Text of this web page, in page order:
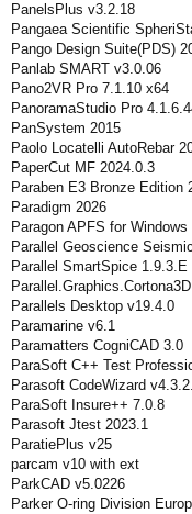
PanelsPlus v3.2.18
Pangaea Scientific
Pango Design Suite(PDS)
Panlab SMART v3.0.06
Pano2VR Pro 7.1.10 x64
PanoramaStudio Pro
PanSystem 2015
Paolo Locatelli AutoRebar
PaperCut MF 2024.0.3
Paraben E3 Bronze Edition
Paradigm 2026
Paragon APFS for Windows
Parallel Geoscience
Parallel SmartSpice 1.9.3.E
Parallels Desktop v19.4.0
Paramarine v6.1
Paramatters CogniCAD 3.0
ParaSoft C++ Test
Parasoft CodeWizard
ParaSoft Insure++ 7.0.8
Parasoft Jtest 2023.1
ParatiePlus v25
parcam v10 with ext
ParkCAD v5.0226
Parker O-ring Division